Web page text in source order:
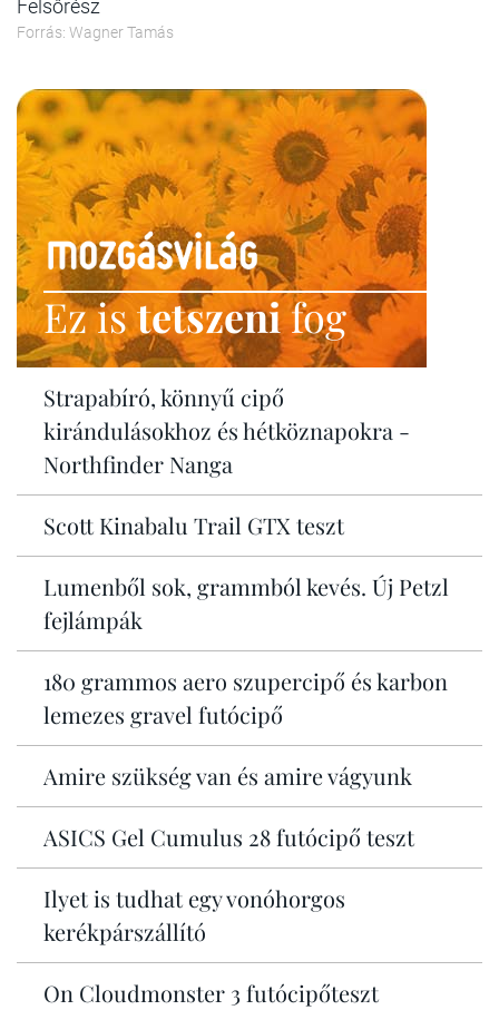
Felsőrész
Forrás: Wagner Tamás
Ez istetszenifog
Strapabíró, könnyű cipő
kirándulásokhoz és hétköznapokra -
Northfinder Nanga
Scott Kinabalu Trail GTX teszt
Lumenből sok, grammból kevés. Új Petzl
fejlámpák
180 grammos aero szupercipő és karbon
lemezes gravel futócipő
Amire szükség van és amire vágyunk
ASICS Gel Cumulus 28 futócipő teszt
Ilyet is tudhat egy vonóhorgos
kerékpárszállító
On Cloudmonster 3 futócipőteszt